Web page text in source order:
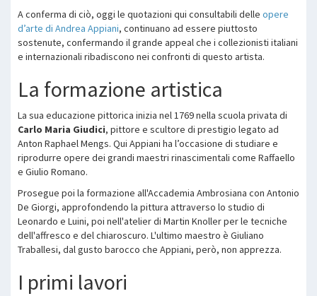
A conferma di ciò, oggi le quotazioni qui consultabili delle opere
d’arte di Andrea Appiani, continuano ad essere piuttosto
sostenute, confermando il grande appeal che i collezionisti italiani
e internazionali ribadiscono nei confronti di questo artista.
La formazione artistica
La sua educazione pittorica inizia nel 1769 nella scuola privata di
Carlo Maria Giudici, pittore e scultore di prestigio legato ad
Anton Raphael Mengs. Qui Appiani ha l’occasione di studiare e
riprodurre opere dei grandi maestri rinascimentali come Raffaello
e Giulio Romano.
Prosegue poi la formazione all'Accademia Ambrosiana con Antonio
De Giorgi, approfondendo la pittura attraverso lo studio di
Leonardo e Luini, poi nell'atelier di Martin Knoller per le tecniche
dell'affresco e del chiaroscuro. L'ultimo maestro è Giuliano
Traballesi, dal gusto barocco che Appiani, però, non apprezza.
I primi lavori